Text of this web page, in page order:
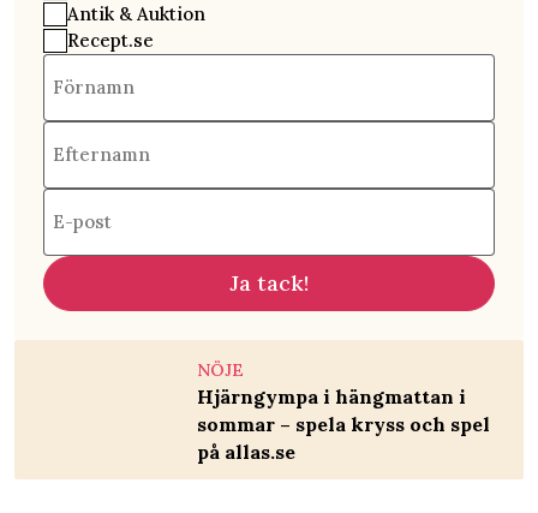
Antik & Auktion
Recept.se
Förnamn
Efternamn
E-post
Ja tack!
NÖJE
Hjärngympa i hängmattan i
sommar – spela kryss och spel
på allas.se